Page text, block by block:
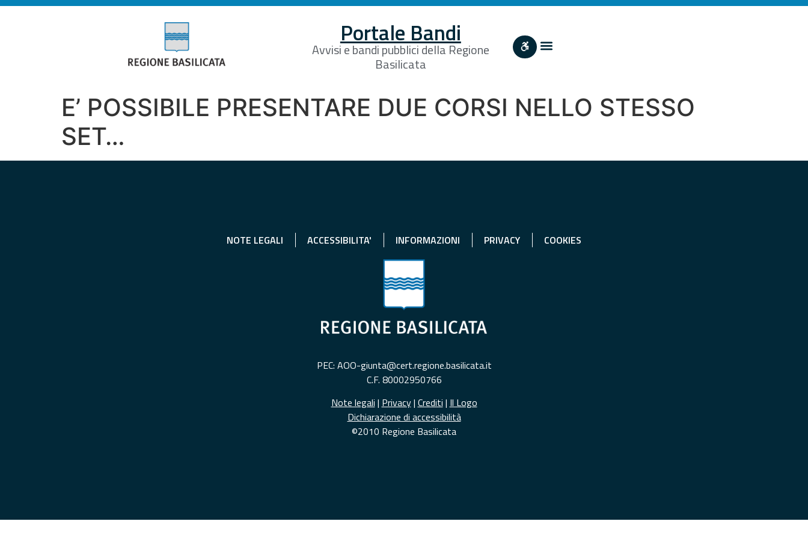
Portale Bandi
Avvisi e bandi pubblici della Regione
Basilicata
E’ POSSIBILE PRESENTARE DUE CORSI NELLO STESSO
SET…
NOTE LEGALI ACCESSIBILITA' INFORMAZIONI PRIVACY COOKIES
PEC: AOO-giunta@cert.regione.basilicata.it
C.F. 80002950766
Note legali | Privacy| Crediti | Il Logo
Dichiarazione di accessibilità
©2010 Regione Basilicata